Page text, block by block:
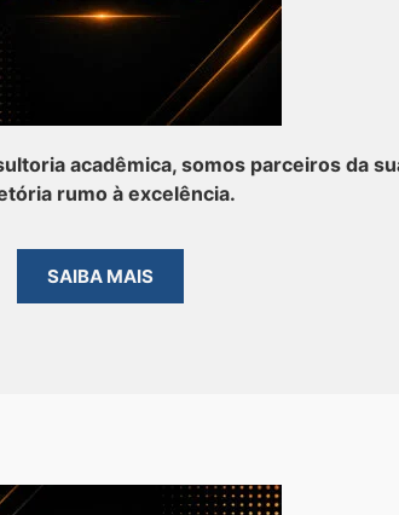
acadêmica, somos parceiros da
rumo à excelência.
SAIBA MAIS